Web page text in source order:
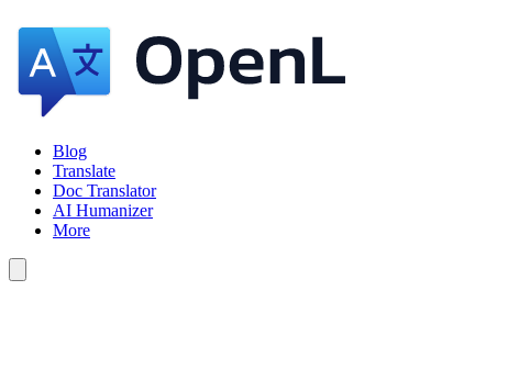
Blog
Translate
Doc Translator
AI Humanizer
More